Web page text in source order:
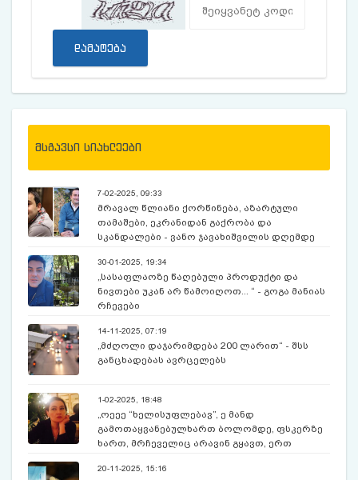
დამატება
მსგავსი სიახლეები
7-02-2025, 09:33
მრავალ წლიანი ქორწინება, აზარტული
თამაშები, ეკრანიდან გაქრობა და
სკანდალები - ვანო ჯავახიშვილის დღემდე
30-01-2025, 19:34
„სასაფლაოზე წაღებული პროდუქტი და
ნივთები უკან არ წამოიღოთ... “ - გოგა მანიას
რჩევები
14-11-2025, 07:19
„მძღოლი დაჯარიმდება 200 ლარით“ - შსს
განცხადებას ავრცელებს
1-02-2025, 18:48
„ოეეე “ხელისუფლებავ”, ე მანდ
გამოთაყვანებულხართ ბოლომდე, ფსკერზე
ხართ, მრჩეველიც არავინ გყავთ, ერთ
თაკო ჩარკვიანი
20-11-2025, 15:16